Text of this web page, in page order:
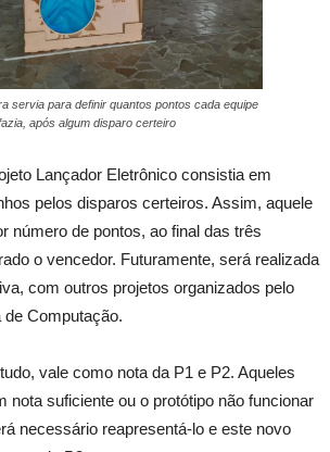
servia para definir quantos pontos cada equipe
após algum disparo certeiro
Lançador Eletrônico consistia em
pelos disparos certeiros. Assim, aquele
número de pontos, ao final das três
o vencedor. Futuramente, será realizada
com outros projetos organizados pelo
Computação.
vale como nota da P1 e P2. Aqueles
nota suficiente ou o protótipo não funcionar
necessário reapresentá-lo e este novo